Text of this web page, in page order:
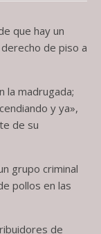
que hay un
de piso a
la madrugada;
y ya»,
de su
grupo criminal
pollos en las
de